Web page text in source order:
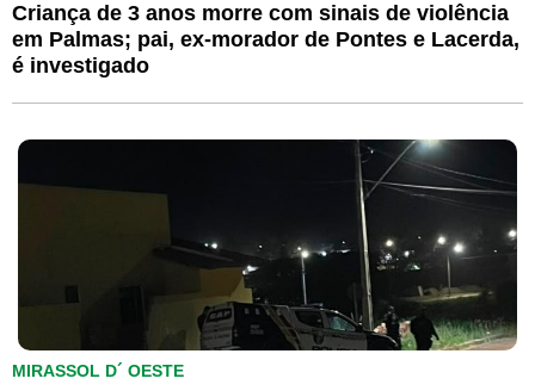
Criança de 3 anos morre com sinais de violência
em Palmas; pai, ex-morador de Pontes e Lacerda,
é investigado
MIRASSOL D´ OESTE